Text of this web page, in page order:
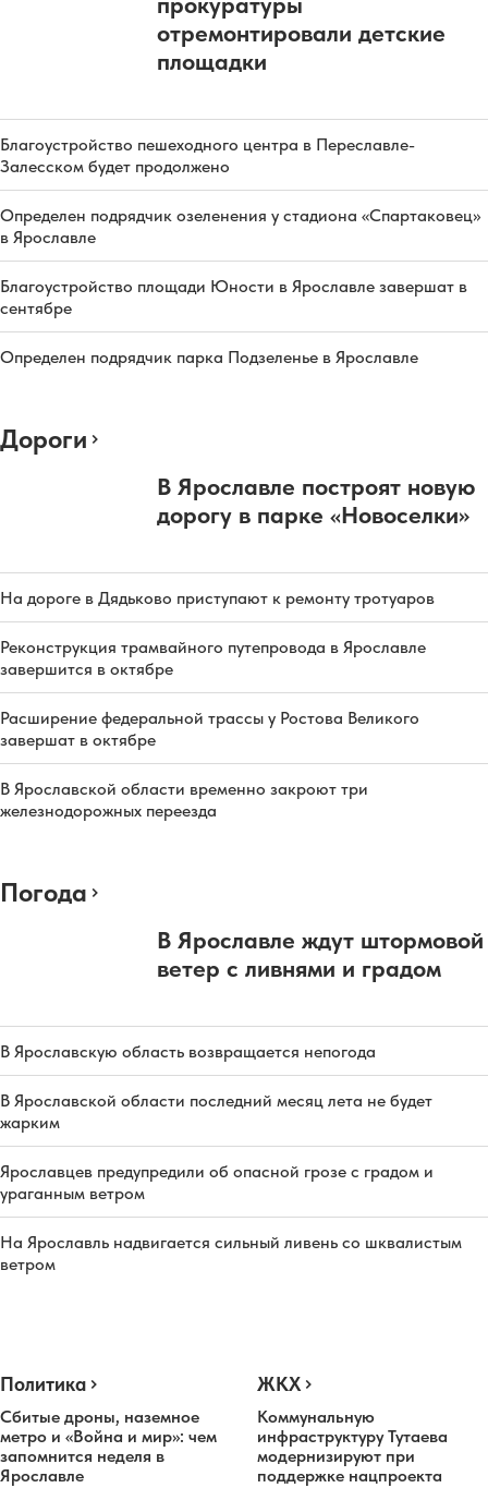
отремонтировали детские
площадки
Благоустройство пешеходного центра в Переславле-
Залесском будет продолжено
Определен подрядчик озеленения у стадиона «Спартаковец»
в Ярославле
Благоустройство площади Юности в Ярославле завершат в
сентябре
Определен подрядчик парка Подзеленье в Ярославле
Дороги
В Ярославле построят новую
дорогу в парке «Новоселки»
На дороге в Дядьково приступают к ремонту тротуаров
Реконструкция трамвайного путепровода в Ярославле
завершится в октябре
Расширение федеральной трассы у Ростова Великого
завершат в октябре
В Ярославской области временно закроют три
железнодорожных переезда
Погода
В Ярославле ждут штормовой
ветер с ливнями и градом
В Ярославскую область возвращается непогода
В Ярославской области последний месяц лета не будет
жарким
Ярославцев предупредили об опасной грозе с градом и
ураганным ветром
На Ярославль надвигается сильный ливень со шквалистым
ветром
Политика
Сбитые дроны, наземное
метро и «Война и мир»: чем
запомнится неделя в
Ярославле
ЖКХ
Коммунальную
инфраструктуру Тутаева
модернизируют при
поддержке нацпроекта